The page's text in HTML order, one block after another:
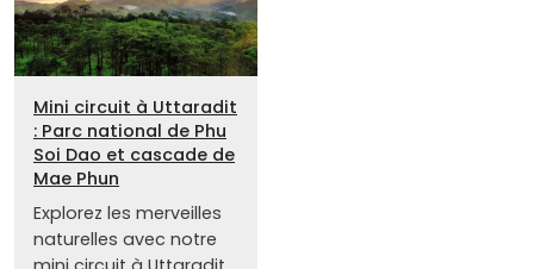
Mini circuit à Uttaradit
: Parc national de Phu
Soi Dao et cascade de
Mae Phun
Explorez les merveilles
naturelles avec notre